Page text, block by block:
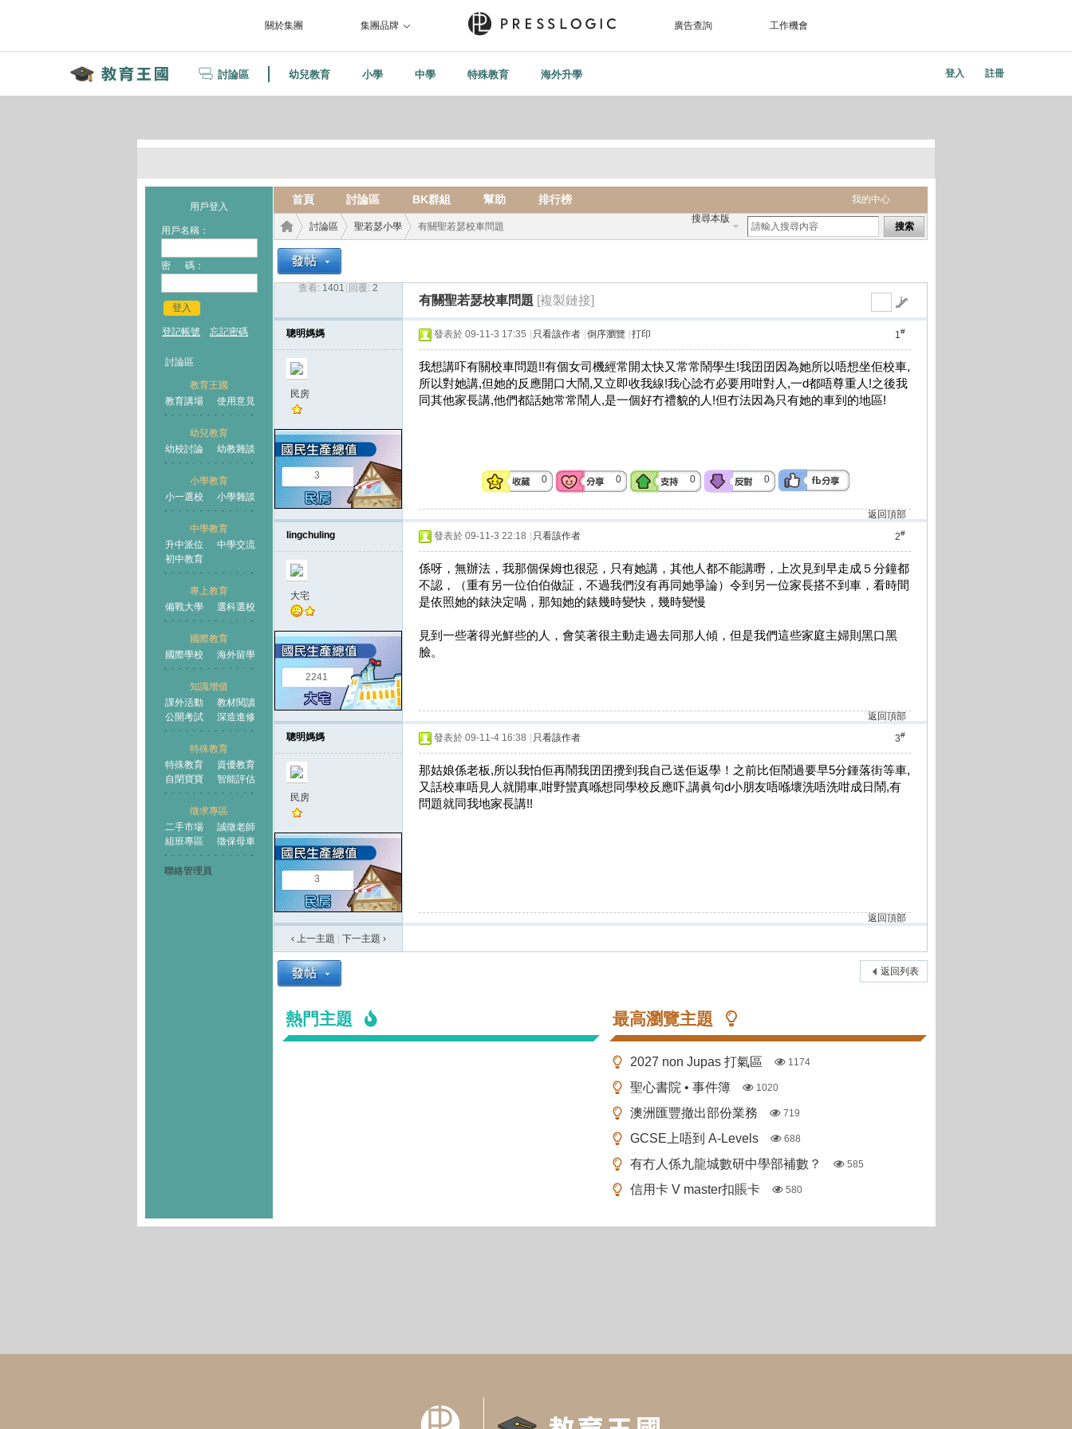
關於集團 集團品牌 廣告查詢 工作機會
討論區 幼兒教育 小學 中學 特殊教育 海外升學 登入 註冊
用戶登入
用戶名稱：
密 碼：
登入
登記帳號 忘記密碼
討論區
教育王國
教育講場
使用意見
幼兒教育
幼校討論
幼教雜談
小學教育
小一選校
小學雜談
中學教育
升中派位
中學交流
初中教育
專上教育
備戰大學
選科選校
國際教育
國際學校
海外留學
知識增值
課外活動
教材閱讀
公開考試
深造進修
特殊教育
特殊教育
資優教育
自閉寶寶
智能評估
徵求專區
二手市場
誠徵老師
組班專區
徵保母車
聯絡管理員
我的中心
首頁 討論區 BK群組 幫助 排行榜
搜尋本版
搜索
王國
討論區
›
聖若瑟小學 有關聖若瑟校車問題
查看: 1401 回覆: 2
有關聖若瑟校車問題 [複製鏈接]
聰明媽媽
民房
3
1#
發表於 09-11-3 17:35 只看該作者 倒序瀏覽 打印
我想講吓有關校車問題!!有個女司機經常開太快又常常鬧學生!我囝囝因為她所以唔想坐佢校車,
所以對她講,但她的反應開口大鬧,又立即收我線!我心諗冇必要用咁對人,一d都唔尊重人!之後我
同其他家長講,他們都話她常常鬧人,是一個好冇禮貌的人!但冇法因為只有她的車到的地區!
0 0 0 0
返回頂部
lingchuling
大宅
2241
2#
發表於 09-11-3 22:18 只看該作者
係呀，無辦法，我那個保姆也很惡，只有她講，其他人都不能講嘢，上次見到早走成５分鐘都
不認，（重有另一位伯伯做証，不過我們沒有再同她爭論）令到另一位家長搭不到車，看時間
是依照她的錶決定喎，那知她的錶幾時變快，幾時變慢
見到一些著得光鮮些的人，會笑著很主動走過去同那人傾，但是我們這些家庭主婦則黑口黑
臉。
返回頂部
聰明媽媽
民房
3
3#
發表於 09-11-4 16:38 只看該作者
那姑娘係老板,所以我怕佢再鬧我囝囝攪到我自己送佢返學！之前比佢鬧過要早5分鍾落街等車,
又話校車唔見人就開車,咁野蠻真喺想同學校反應吓,講眞句d小朋友唔喺壞洗唔洗咁成日鬧,有
問題就同我地家長講!!
返回頂部
‹ 上一主題
下一主題 ›
返回列表
熱門主題 最高瀏覽主題
2027 non Jupas 打氣區 1174
聖心書院 • 事件簿 1020
澳洲匯豐撤出部份業務 719
GCSE上唔到 A-Levels 688
有冇人係九龍城數研中學部補數？ 585
信用卡 V master扣賬卡 580